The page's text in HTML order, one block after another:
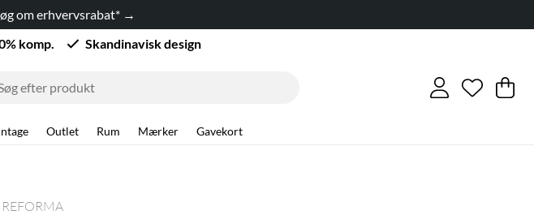
om erhvervsrabat* →
komp. Skandinavisk design
Antal
. .
Outlet Rum Mærker
Gavekort
REFORMA